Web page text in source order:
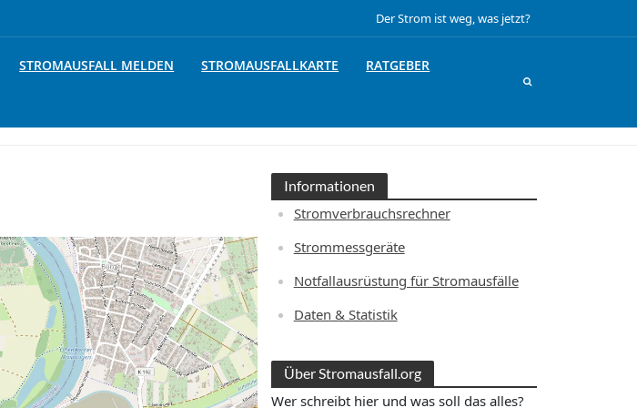
Der Strom ist weg, was jetzt?
STROMAUSFALL MELDEN STROMAUSFALLKARTE
RATGEBER
Informationen
Stromverbrauchsrechner
Strommessgeräte
Notfallausrüstung für Stromausfälle
Daten & Statistik
Über Stromausfall.org
Wer schreibt hier und was soll das alles?